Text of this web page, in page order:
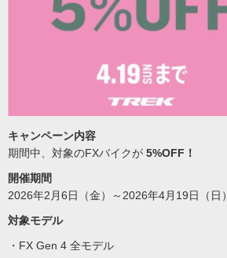
キャンペーン内容
期間中、対象のFXバイクが 5%OFF！
開催期間
2026年2月6日（金）～2026年4月19日（日）
対象モデル
・FX Gen 4 全モデル